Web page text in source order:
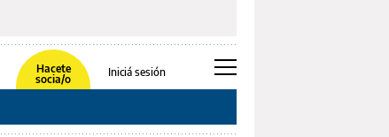
Hacete
socia/o
Iniciá sesión